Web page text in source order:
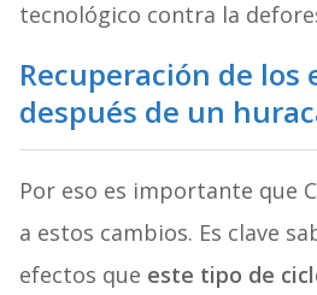
tecnológico contra la
Recuperación de los
después de un
Por eso es importante que
a estos cambios. Es clave
efectos que este tipo de